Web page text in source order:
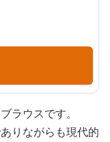
ラウスです。
りながらも現代的